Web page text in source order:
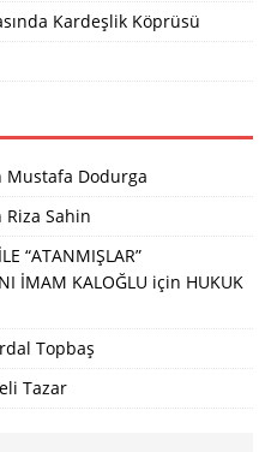
Kardeşlik Köprüsü
Mustafa Dodurga
Riza Sahin
“ATANMIŞLAR”
İMAM KALOĞLU için HUKUK
Topbaş
Tazar